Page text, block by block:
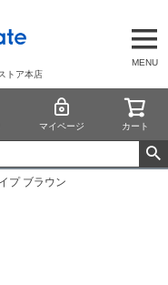
MENU
トア本店
マイページ カート
プ ブラウン